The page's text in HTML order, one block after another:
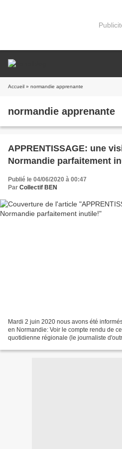
Accueil » normandie apprenante
normandie apprenante
APPRENTISSAGE: une
Normandie parfaitement
Publié le 04/06/2020 à 00:47
Par Collectif BEN
Mardi 2 juin 2020 nous avons été
en Normandie: Voir le compte rendu de
quotidienne régionale (le journaliste